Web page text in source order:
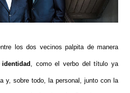
los dos vecinos palpita de manera
identidad , como el verbo del título ya
y, sobre todo, la personal, junto con la